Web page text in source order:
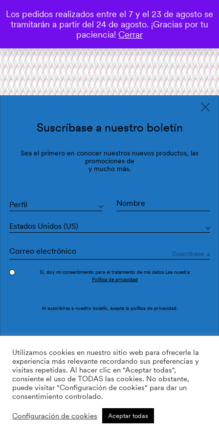
0
Ref. PU2907-4
169.00 $ /roll Cant: Cantidad más
Cantidad menos
Suscríbase a nuestro boletín
Sea el primero en conocer nuestros nuevos productos, las
promociones de
y mucho más.
Perfil
Estados Unidos (US)
Sí, doy mi consentimiento para el tratamiento de mis datos Lea nuestra
Política de privacidad
Al suscribirse a nuestro boletín, acepta la política de privacidad
Utilizamos cookies en nuestro sitio web para ofrecerle la
experiencia más relevante recordando sus preferencias y
visitas repetidas. Al hacer clic en "Aceptar todas",
consiente el uso de TODAS las cookies. No obstante,
puede visitar "Configuración de cookies" para dar un
consentimiento controlado.
Configuración de cookies Aceptar todas
Los pedidos realizados entre el 7 y el 23 de agosto se
tramitarán a partir del 24 de agosto. ¡Gracias por tu
paciencia! Cerrar